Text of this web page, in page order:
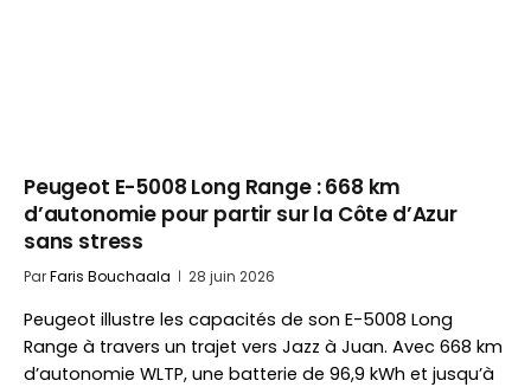
Peugeot E-5008 Long Range : 668 km
d’autonomie pour partir sur la Côte d’Azur
sans stress
ParFaris Bouchaala 28 juin 2026
Peugeot illustre les capacités de son E-5008 Long
Range à travers un trajet vers Jazz à Juan. Avec 668 km
d’autonomie WLTP, une batterie de 96,9 kWh et jusqu’à